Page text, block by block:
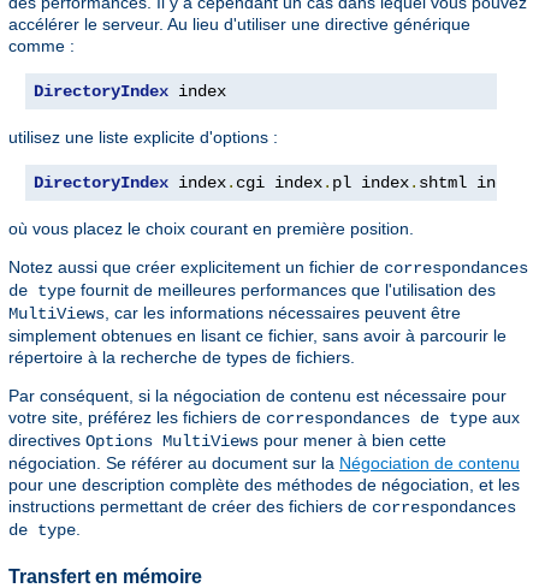
accélérer le serveur. Au lieu d'utiliser une directive générique
comme :
DirectoryIndex index
utilisez une liste explicite d'options :
DirectoryIndex index. cgi index. pl index. shtml index
où vous placez le choix courant en première position.
Notez aussi que créer explicitement un fichier de correspondances
de type fournit de meilleures performances que l'utilisation des
MultiViews , car les informations nécessaires peuvent être
simplement obtenues en lisant ce fichier, sans avoir à parcourir le
répertoire à la recherche de types de fichiers.
Par conséquent, si la négociation de contenu est nécessaire pour
votre site, préférez les fichiers de correspondances de type aux
directives Options MultiViews pour mener à bien cette
négociation. Se référer au document sur la Négociation de contenu
pour une description complète des méthodes de négociation, et les
instructions permettant de créer des fichiers de correspondances
de type
Transfert en mémoire